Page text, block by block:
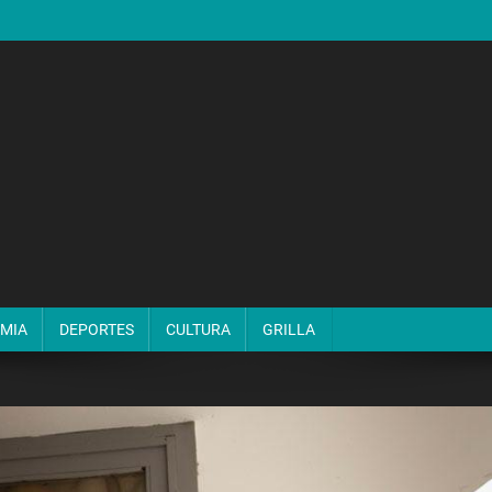
DEPORTES CULTURA GRILLA